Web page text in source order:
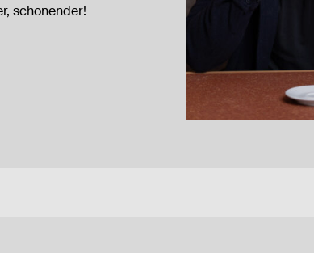
schonender!